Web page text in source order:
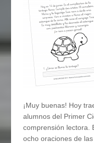
¡Muy buenas! Hoy
alumnos del Primer
comprensión lectora.
ocho oraciones de